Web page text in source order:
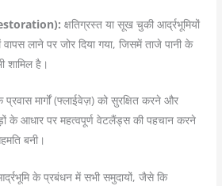
क्षतिग्रस्त या सूख चुकी आर्द्रभूमियों
लाने पर जोर दिया गया, जिसमें ताजे पानी के
शामिल है।
मार्गों (फ्लाईवेज़) को सुरक्षित करने और
आधार पर महत्वपूर्ण वेटलैंड्स की पहचान करने
बनी।
के प्रबंधन में सभी समुदायों, जैसे कि